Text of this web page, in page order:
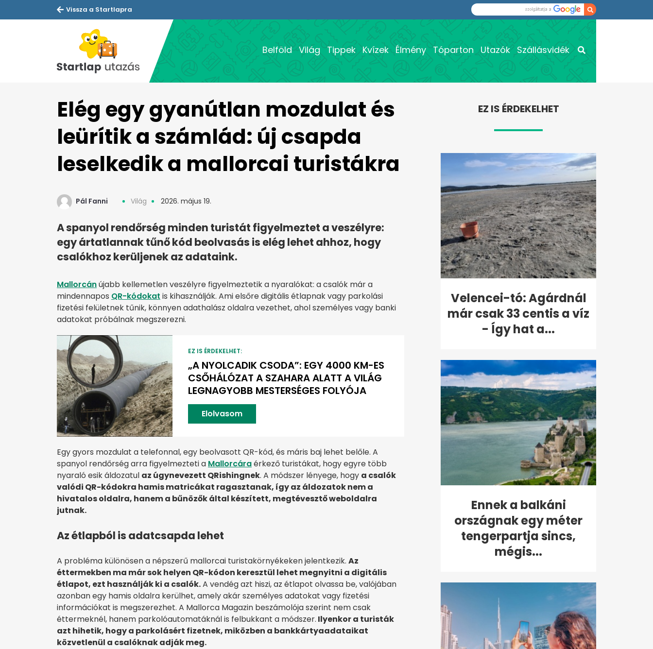
Vissza a Startlapra
Belföld Világ Tippek Kvízek Élmény Tóparton Utazók Szállásvidék
Elég egy gyanútlan mozdulat és
leürítik a számlád: új csapda
leselkedik a mallorcai turistákra
Pál Fanni Világ 2026. május 19.
A spanyol rendőrség minden turistát figyelmeztet a veszélyre:
egy ártatlannak tűnő kód beolvasás is elég lehet ahhoz, hogy
csalókhoz kerüljenek az adataink.
Mallorcánújabb kellemetlen veszélyre figyelmeztetik a nyaralókat: a csalók már a
mindennapos QR-kódokat is kihasználják. Ami elsőre digitális étlapnak vagy parkolási
fizetési felületnek tűnik, könnyen adathalász oldalra vezethet, ahol személyes vagy banki
adatokat próbálnak megszerezni.
EZ IS ÉRDEKELHET:
„A NYOLCADIK CSODA”: EGY 4000 KM-ES
CSŐHÁLÓZAT A SZAHARA ALATT A VILÁG
LEGNAGYOBB MESTERSÉGES FOLYÓJA
Elolvasom
Egy gyors mozdulat a telefonnal, egy beolvasott QR-kód, és máris baj lehet belőle. A
spanyol rendőrség arra figyelmezteti a Mallorcáraérkező turistákat, hogy egyre több
nyaraló esik áldozatul az úgynevezett QRishingnek. A módszer lényege, hogy a csalók
valódi QR-kódokra hamis matricákat ragasztanak, így az áldozatok nem a
hivatalos oldalra, hanem a bűnözők által készített, megtévesztő weboldalra
jutnak.
Az étlapból is adatcsapda lehet
A probléma különösen a népszerű mallorcai turistakörnyékeken jelentkezik. Az
éttermekben ma már sok helyen QR-kódon keresztül lehet megnyitni a digitális
étlapot, ezt használják ki a csalók.A vendég azt hiszi, az étlapot olvassa be, valójában
azonban egy hamis oldalra kerülhet, amely akár személyes adatokat vagy fizetési
információkat is megszerezhet. A Mallorca Magazin beszámolója szerint nem csak
éttermeknél, hanem parkolóautomatáknál is felbukkant a módszer. Ilyenkor a turisták
azt hihetik, hogy a parkolásért fizetnek, miközben a bankkártyaadataikat
közvetlenül a csalóknak adják meg.
EZ IS ÉRDEKELHET
Velencei-tó: Agárdnál
már csak 33 centis a víz
- Így hat a...
Ennek a balkáni
országnak egy méter
tengerpartja sincs,
mégis...